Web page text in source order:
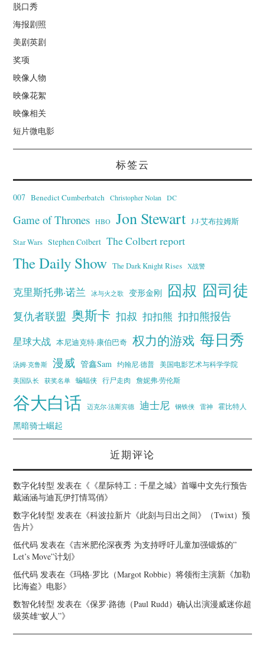
脱口秀
海报剧照
美剧英剧
奖项
映像人物
映像花絮
映像相关
短片微电影
标签云
007 Benedict Cumberbatch Christopher Nolan DC
Game of Thrones HBO Jon Stewart J·J·艾布拉姆斯
Star Wars Stephen Colbert The Colbert report
The Daily Show The Dark Knight Rises X战警
克里斯托弗·诺兰 冰与火之歌 变形金刚 囧叔 囧司徒
复仇者联盟 奥斯卡 扣叔 扣扣熊 扣扣熊报告
星球大战 本尼迪克特·康伯巴奇 权力的游戏 每日秀
汤姆·克鲁斯 漫威 管鑫Sam 约翰尼·德普
美国电影艺术与科学学院
美国队长
获奖名单 蝙蝠侠 行尸走肉 詹妮弗·劳伦斯
谷大白话 迈克尔·法斯宾德 迪士尼 钢铁侠 雷神 霍比特人
黑暗骑士崛起
近期评论
数字化转型 发表在《 《星际特工：千星之城》首曝中文先行预告
戴涵涵与迪瓦伊打情骂俏》
数字化转型 发表在《科波拉新片《此刻与日出之间》（Twixt）预
告片》
低代码 发表在《吉米肥伦深夜秀 为支持呼吁儿童加强锻炼的”
Let’s Move”计划》
低代码 发表在《玛格·罗比（Margot Robbie）将领衔主演新《加勒
比海盗》电影》
数智化转型 发表在《保罗·路德（Paul Rudd）确认出演漫威迷你超
级英雄“蚁人”》